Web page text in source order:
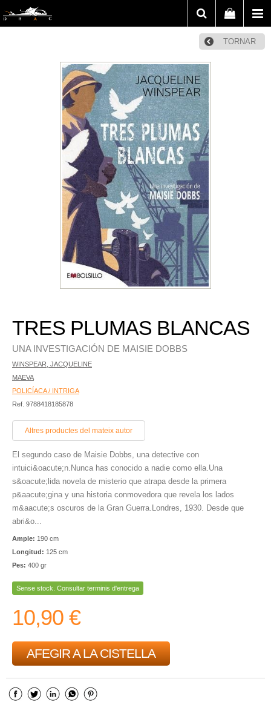
TORNAR
TRES PLUMAS BLANCAS
UNA INVESTIGACIÓN DE MAISIE DOBBS
WINSPEAR, JACQUELINE
MAEVA
POLICÍACA / INTRIGA
Ref. 9788418185878
Altres productes del mateix autor
El segundo caso de Maisie Dobbs, una detective con
intuici&oacute;n.Nunca has conocido a nadie como ella.Una
s&oacute;lida novela de misterio que atrapa desde la primera
p&aacute;gina y una historia conmovedora que revela los lados
m&aacute;s oscuros de la Gran Guerra.Londres, 1930. Desde que
abri&o...
Ample: 190 cm
Longitud: 125 cm
Pes: 400 gr
Sense stock. Consultar terminis d'entrega
10,90 €
AFEGIR A LA CISTELLA